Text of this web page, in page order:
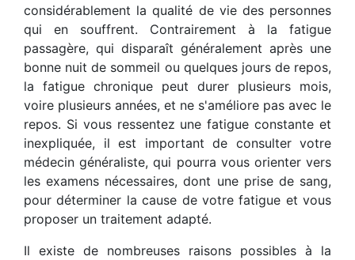
considérablement la qualité de vie des personnes
qui en souffrent. Contrairement à la fatigue
passagère, qui disparaît généralement après une
bonne nuit de sommeil ou quelques jours de repos,
la fatigue chronique peut durer plusieurs mois,
voire plusieurs années, et ne s'améliore pas avec le
repos. Si vous ressentez une fatigue constante et
inexpliquée, il est important de consulter votre
médecin généraliste, qui pourra vous orienter vers
les examens nécessaires, dont une prise de sang,
pour déterminer la cause de votre fatigue et vous
proposer un traitement adapté.
Il existe de nombreuses raisons possibles à la